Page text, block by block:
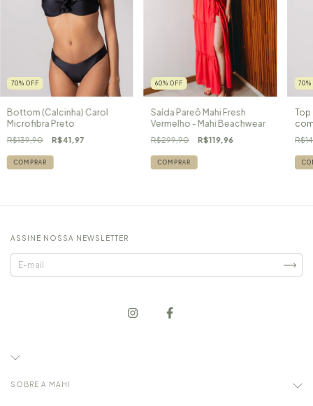
70% OFF
Bottom (Calcinha) Carol
Microfibra Preto
R$139,90 R$41,97
COMPRAR
60% OFF
Saída Pareô Mahi Fresh
Vermelho - Mahi Beachwear
R$299,90 R$119,96
COMPRAR
70%
Top
ASSINE NOSSA NEWSLETTER
SOBRE A MAHI